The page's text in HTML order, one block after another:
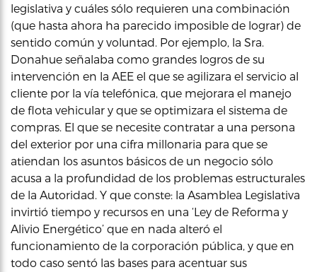
legislativa y cuáles sólo requieren una combinación
(que hasta ahora ha parecido imposible de lograr) de
sentido común y voluntad. Por ejemplo, la Sra.
Donahue señalaba como grandes logros de su
intervención en la AEE el que se agilizara el servicio al
cliente por la vía telefónica, que mejorara el manejo
de flota vehicular y que se optimizara el sistema de
compras. El que se necesite contratar a una persona
del exterior por una cifra millonaria para que se
atiendan los asuntos básicos de un negocio sólo
acusa a la profundidad de los problemas estructurales
de la Autoridad. Y que conste: la Asamblea Legislativa
invirtió tiempo y recursos en una ‘Ley de Reforma y
Alivio Energético’ que en nada alteró el
funcionamiento de la corporación pública, y que en
todo caso sentó las bases para acentuar sus